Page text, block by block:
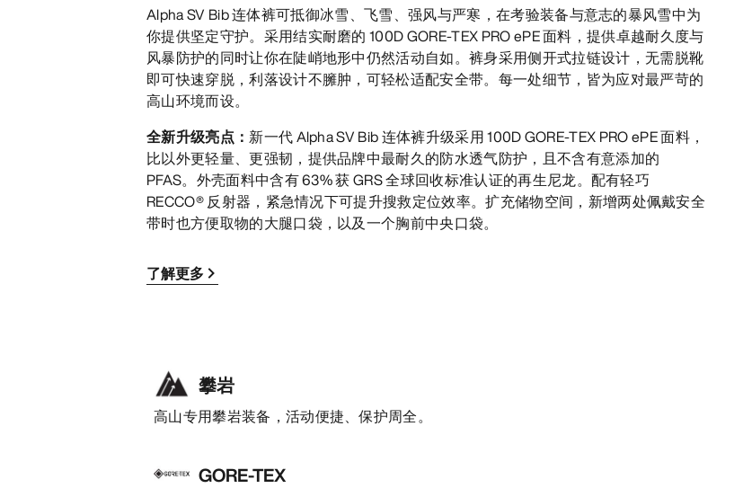
Alpha SV Bib 连体裤可抵御冰雪、飞雪、强风与严寒，在考验装备与意志的暴风雪中为
你提供坚定守护。采用结实耐磨的 100D GORE-TEX PRO ePE 面料，提供卓越耐久度与
风暴防护的同时让你在陡峭地形中仍然活动自如。裤身采用侧开式拉链设计，无需脱靴
即可快速穿脱，利落设计不臃肿，可轻松适配安全带。每一处细节，皆为应对最严苛的
高山环境而设。
全新升级亮点： 新一代 Alpha SV Bib 连体裤升级采用 100D GORE-TEX PRO ePE 面料，
比以外更轻量、更强韧，提供品牌中最耐久的防水透气防护，且不含有意添加的
PFAS。外壳面料中含有 63% 获 GRS 全球回收标准认证的再生尼龙。配有轻巧
RECCO® 反射器，紧急情况下可提升搜救定位效率。扩充储物空间，新增两处佩戴安全
带时也方便取物的大腿口袋，以及一个胸前中央口袋。
了解更多
攀岩
高山专用攀岩装备，活动便捷、保护周全。
GORE-TEX